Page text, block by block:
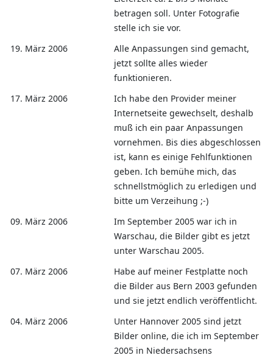
betragen soll. Unter Fotografie
stelle ich sie vor.
19. März 2006
Alle Anpassungen sind gemacht,
jetzt sollte alles wieder
funktionieren.
17. März 2006
Ich habe den Provider meiner
Internetseite gewechselt, deshalb
muß ich ein paar Anpassungen
vornehmen. Bis dies abgeschlossen
ist, kann es einige Fehlfunktionen
geben. Ich bemühe mich, das
schnellstmöglich zu erledigen und
bitte um Verzeihung ;-)
09. März 2006
Im September 2005 war ich in
Warschau, die Bilder gibt es jetzt
unter Warschau 2005.
07. März 2006
Habe auf meiner Festplatte noch
die Bilder aus Bern 2003 gefunden
und sie jetzt endlich veröffentlicht.
04. März 2006
Unter Hannover 2005 sind jetzt
Bilder online, die ich im September
2005 in Niedersachsens